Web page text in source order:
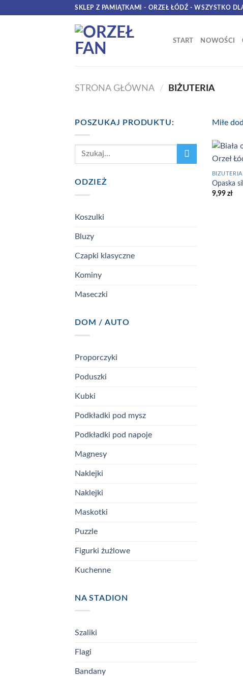
SKLEP Z PAMIĄTKAMI - ORZEŁ ŁÓDŹ - WSZYSTKO
START NOWOŚCI
STRONA GŁÓWNA / BIŻUTERIA
POSZUKAJ PRODUKTU:
Szukaj:
ODZIEŻ
Koszulki
Bluzy
Czapki klasyczne
Kominy
Maseczki
DOM / AUTO
Proporczyki
Poduszki
Kubki
Podkładki pod mysz
Podkładki pod napoje
Magnesy
Naklejki
Naklejki
Maskotki
Puzzle
Figurki żużlowe
Kuchenne
NA STADION
Szaliki
Flagi
Bandany
Miłe
BIŻUTERIA
Opaska
9,99 zł